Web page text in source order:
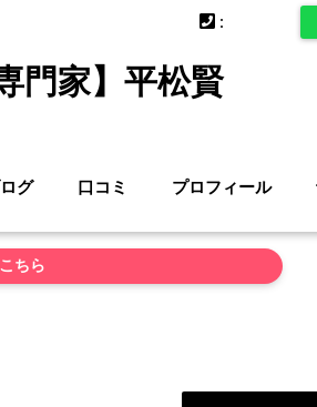
:
門家】平松賢
グ 口コミ プロフィール
ちら